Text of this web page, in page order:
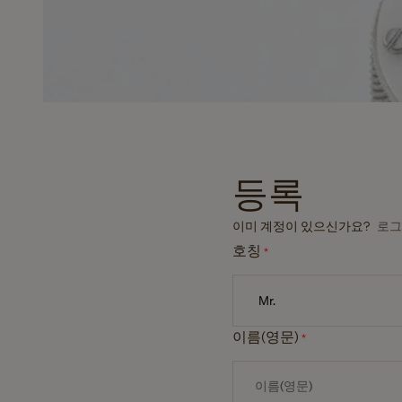
등록
이미 계정이 있으신가요? 로
호칭*
이름(영문)*